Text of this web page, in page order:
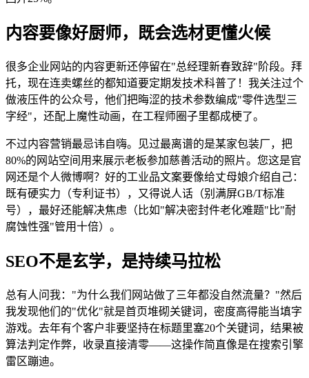
内容要像好厨师，既会选材更懂火候
很多企业网站的内容更新还停留在"总经理新春致辞"阶段。拜
托，现在连卖螺丝的都知道要定期发技术科普了！我关注过个
做液压件的公众号，他们把晦涩的技术参数编成"零件选型三
字经"，还配上魔性动画，在工程师圈子里都成梗了。
不过内容营销最忌讳自嗨。见过最离谱的是某家包装厂，把
80%的网站空间用来展示老板参加慈善活动的照片。您这是官
网还是个人微博啊？好的工业品文案要像给丈母娘介绍自己：
既有硬实力（专利证书），又得说人话（别满屏GB/T标准
号），最好还能解决焦虑（比如"解决密封件老化难题"比"耐
腐蚀性强"管用十倍）。
SEO不是玄学，是持续马拉松
总有人问我："为什么我们网站做了三年都没自然流量？"然后
我发现他们的"优化"就是首页堆砌关键词，密度高得能当填字
游戏。去年有个客户非要坚持在标题里塞20个关键词，结果被
算法判定作弊，收录直接清零——这操作简直像是在搜索引擎
雷区蹦迪。